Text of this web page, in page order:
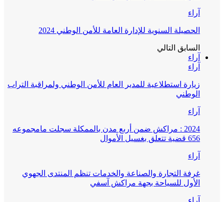
آراء
الحصيلة السنوية للإدارة العامة للأمن الوطني 2024
السابق التالي
آراء
آراء
زيارة استطلاعية للمدير العام للأمن الوطني ولمراقبة التراب
الوطني
آراء
2024 : مراكش ضمن أربع مدن بالممكلة سجلت مامجموعه
656 قضية تتعلق بغسيل الأموال
آراء
غرفة التجارة والصناعة والخدمات تنظم المنتدى الجهوي
الأول للسياحة بجهة مراكش آسفي
آراء